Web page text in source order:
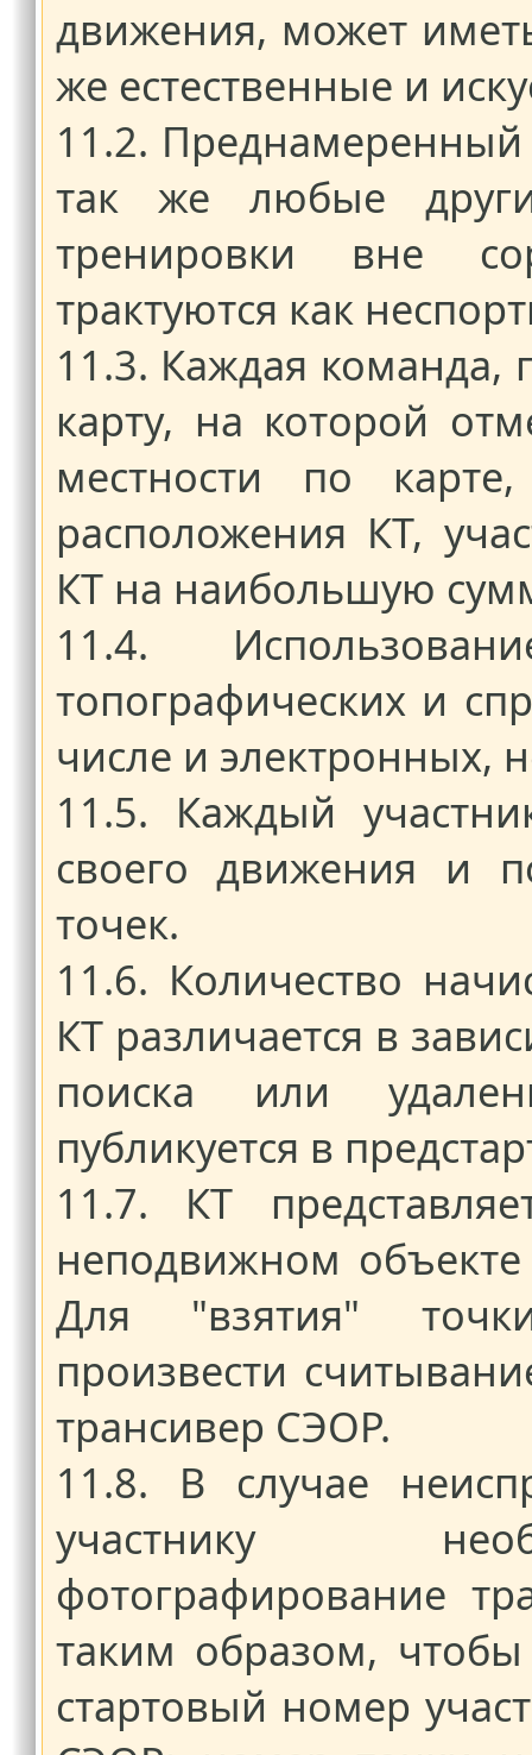
движения, может
же естественные и
11.2. Преднамеренный
так же любые
тренировки вне
трактуются как
11.3. Каждая команда,
карту, на которой
местности по
расположения КТ,
КТ на наибольшую
11.4.
топографических и
числе и электронных,
11.5. Каждый
своего движения и
точек.
11.6. Количество
КТ различается в
поиска или
публикуется в
11.7. КТ
неподвижном
Для "взятия"
произвести
трансивер СЭОР.
11.8. В случае
участнику
фотографирование
таким образом,
стартовый номер